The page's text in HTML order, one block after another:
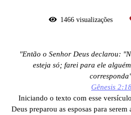
1466 visualizações
"Então o Senhor Deus declarou:
esteja só; farei para ele
Gênesis
Iniciando o texto com esse
Deus preparou as esposas para serem